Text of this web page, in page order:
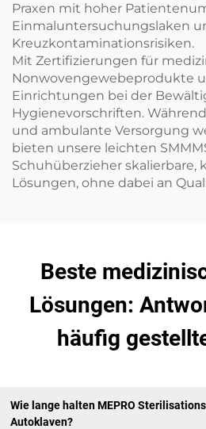
Praxen mit hoher
Einmaluntersuchungslaken
Kreuzkontaminationsrisiken.
Mit Zertifizierungen für
Nonwovengewebeprodukte
Einrichtungen bei der
Hygienevorschriften.
und ambulante Versorgung
bieten unsere leichten
Schuhüberzieher skalierbare,
Lösungen, ohne dabei an
Beste
Lösungen:
häufig
Wie lange halten MEPRO
Autoklaven?